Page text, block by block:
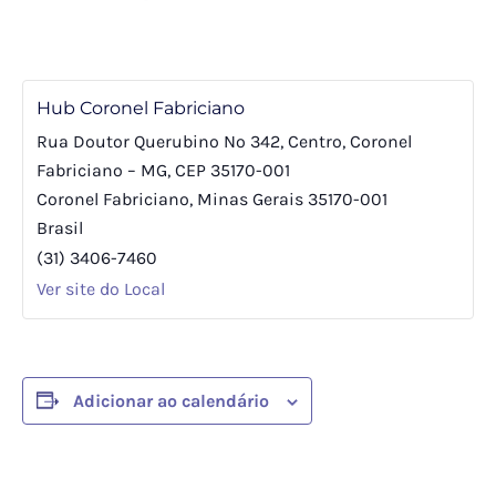
Hub Coronel Fabriciano
Rua Doutor Querubino Nº 342, Centro, Coronel
Fabriciano – MG, CEP 35170-001
Coronel Fabriciano, Minas Gerais 35170-001
Brasil
(31) 3406-7460
Ver site do Local
Adicionar ao calendário